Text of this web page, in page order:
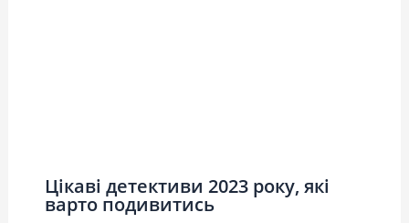
Цікаві детективи 2023 року, які
варто подивитись